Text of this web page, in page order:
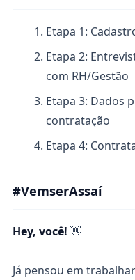
Etapa 1:
Etapa 2:
com RH/Gestão
Etapa 3: Dados
contratação
Etapa 4:
#VemserAssaí
Hey, você! 👋
Já pensou em